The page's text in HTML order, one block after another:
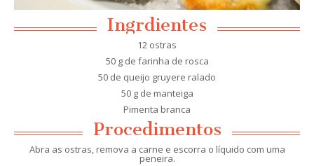
Ingrdientes
12 ostras
50 g de farinha de rosca
50 de queijo gruyere ralado
50 g de manteiga
Pimenta branca
Procedimentos
Abra as ostras, remova a carne e escorra o líquido com uma
peneira.